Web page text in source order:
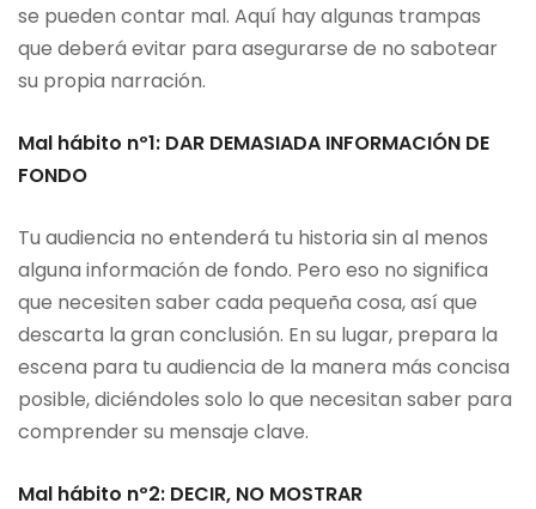
se pueden contar mal. Aquí hay algunas trampas
que deberá evitar para asegurarse de no sabotear
su propia narración.
Mal hábito nº1: DAR DEMASIADA INFORMACIÓN DE
FONDO
Tu audiencia no entenderá tu historia sin al menos
alguna información de fondo. Pero eso no significa
que necesiten saber cada pequeña cosa, así que
descarta la gran conclusión. En su lugar, prepara la
escena para tu audiencia de la manera más concisa
posible, diciéndoles solo lo que necesitan saber para
comprender su mensaje clave.
Mal hábito nº2: DECIR, NO MOSTRAR